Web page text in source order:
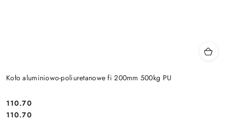
Koło aluminiowo-poliuretanowe fi 200mm 500kg PU
Cena:
110.70
Cena:
110.70